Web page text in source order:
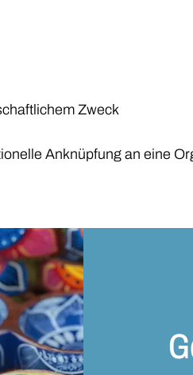
Zweck
Anknüpfung an eine